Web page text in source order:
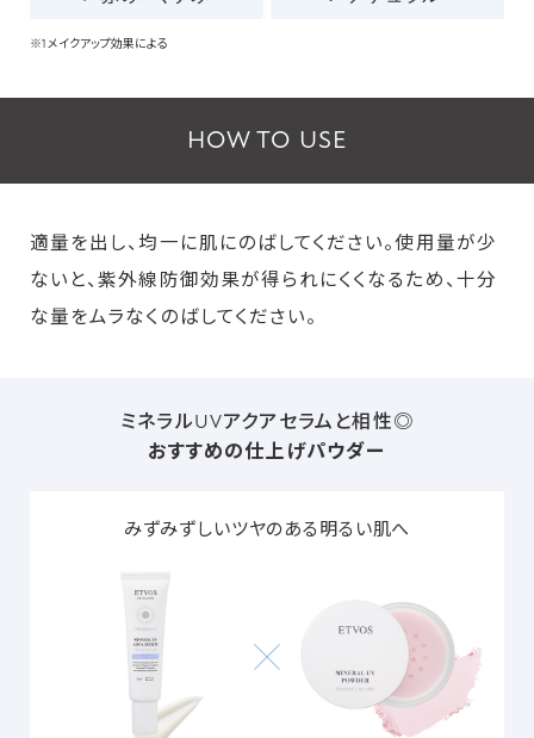
※1 メイクアップ効果による
HOW TO USE
適量を出し、均一に肌にのばしてください。使用量が少
ないと、紫外線防御効果が得られにくくなるため、十分
な量をムラなくのばしてください。
ミネラルUVアクアセラムと相性◎
おすすめの仕上げパウダー
みずみずしいツヤのある明るい肌へ